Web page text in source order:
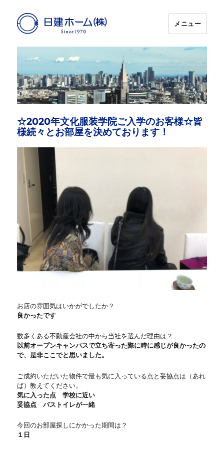
日建ホーム
メニュー
☆2020年文化服装学院ご入学のお客様☆皆
様続々とお部屋を決めております！
お店の雰囲気はいかがでしたか？
良かったです
数多くある不動産会社の中から当社を選んだ理由は？
以前オープンキャンパスで立ち寄った際に時に感じが良かったの
で、是非ここでと思いました。
ご成約いただいた物件で最も気に入っている点と妥協点は（あれ
ば）教えてください。
気に入った点 学校に近い
妥協点 バストイレが一緒
今回のお部屋探しにかかった期間は？
１日